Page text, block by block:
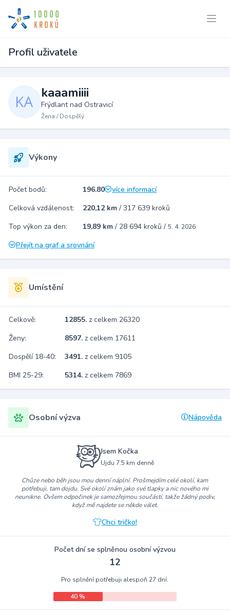
Profil uživatele
kaaamiiii
Frýdlant nad Ostravicí
Žena / Dospělý
Výkony
Počet bodů: 196.80
více informací
Celková vzdálenost:
220,12 km / 317 639 kroků
Top výkon za den:
19,89 km / 28 694 kroků / 5. 4. 2026
Přejít na graf a srovnání
Umístění
Celkově: 12855. z celkem 26320
Ženy:
8597. z celkem 17611
Dospělí 18-40:
3491. z celkem 9105
BMI 25-29:
5314. z celkem 7869
Osobní výzva Nápověda
Jsem Kočka
Ujdu 7.5 km denně
Chůze nebo běh jsou mou denní náplní. Prošmejdím celé okolí, kam
potřebuji, tam dojdu. Své okolí znám jako své tlapky a nic nového mi
neunikne. Ovšem odpočinek je samozřejmou součástí, takže žádný podiv,
když mě najdete se někde válet.
Chci tričko!
Počet dní se splněnou osobní výzvou
12
Pro splnění potřebuji alespoň 27 dní.
40 %